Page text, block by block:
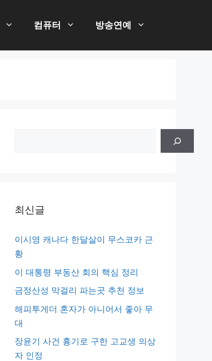
컴퓨터 방송연예
최신글
이시영 캐나다 한달살이 무스코카 근
황
이 대통령 부동산 회의 핵심 정리
금정산성 막걸리 파는곳 추천 정보
해피투게더 혼자가 아니어서 좋아 무
대
장윤기 사건 흉기로 구한 고교생 의상
자 인정